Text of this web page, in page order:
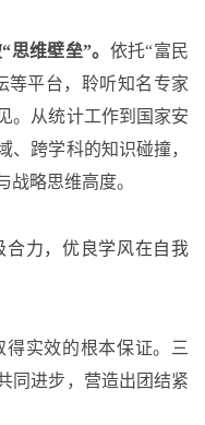
“思维壁垒”。 依托“富民
等平台，聆听知名专家
。从统计工作到国家安
、跨学科的知识碰撞，
略思维高度。
合力，优良学风在自我
实效的根本保证。三
同进步，营造出团结紧